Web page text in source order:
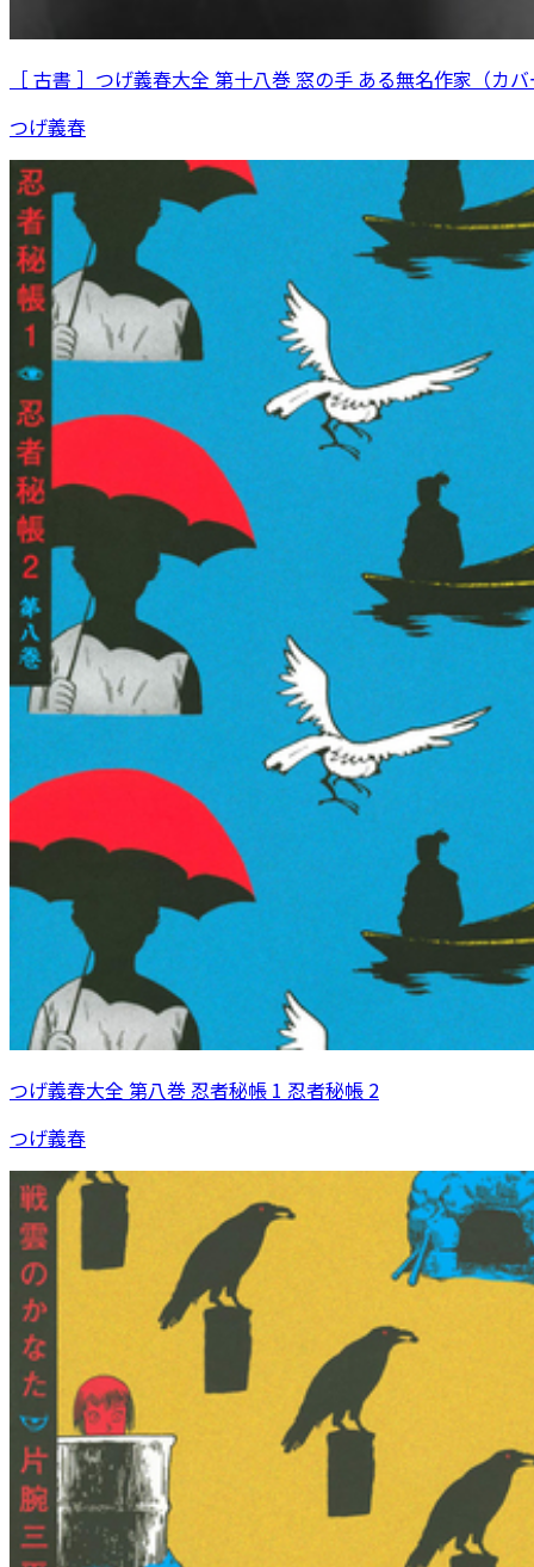
［ 古書 ］つげ義春大全 第十八巻 窓の手 ある無名作家（カ
つげ義春
つげ義春大全 第八巻 忍者秘帳 1 忍者秘帳 2
つげ義春